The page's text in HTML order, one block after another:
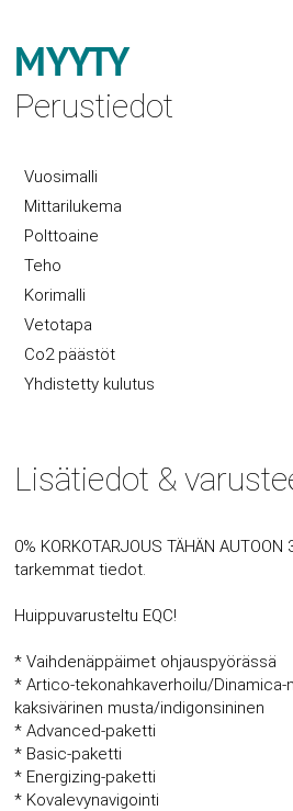
MYYTY
Perustiedot
Vuosimalli
Mittarilukema
Polttoaine
Teho
Korimalli
Vetotapa
Co2 päästöt
Yhdistetty kulutus
Lisätiedot &
0% KORKOTARJOUS TÄHÄN
tarkemmat tiedot.
Huippuvarusteltu EQC!
* Vaihdenäppäimet ohjauspyörässä
* Artico-tekonahkaverhoilu/Dinamica-
kaksivärinen musta/indigonsininen
* Advanced-paketti
* Basic-paketti
* Energizing-paketti
* Kovalevynavigointi